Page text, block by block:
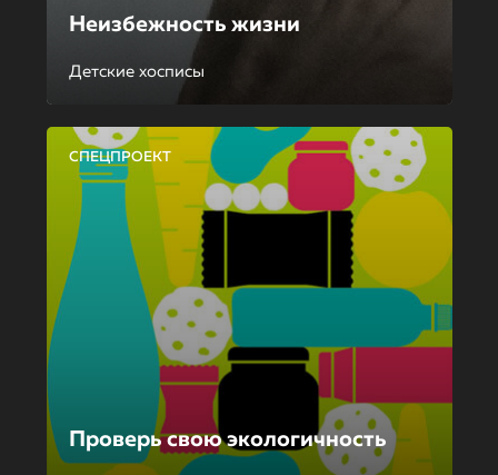
Неизбежность жизни
Детские хосписы
СПЕЦПРОЕКТ
Проверь свою экологичность